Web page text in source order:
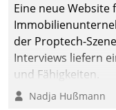
Eine neue
der Proptech-
Interviews liefern
und Fähigkeiten.
Nadja Hußmann